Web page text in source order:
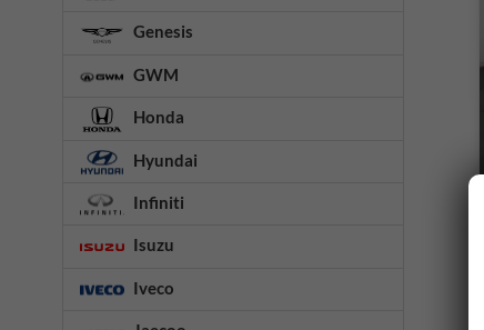
Genesis
GWM
Honda
Hyundai
Infiniti
Isuzu
Iveco